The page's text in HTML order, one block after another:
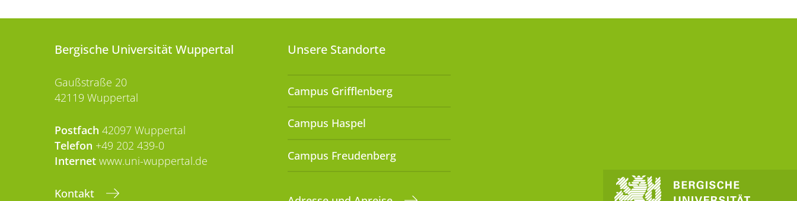
Bergische Universität Wuppertal
Gaußstraße 20
42119 Wuppertal
Postfach 42097 Wuppertal
Telefon +49 202 439-0
Internet www.uni-wuppertal.de
Kontakt
Unsere Standorte
Campus Grifflenberg
Campus Haspel
Campus Freudenberg